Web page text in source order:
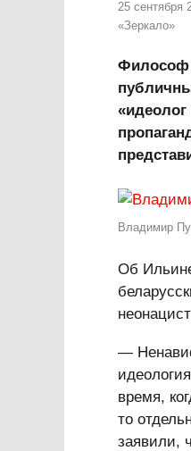
25 сентября
«Зеркало»
Философ
Владимир
Об
—
время,
то
заявили,